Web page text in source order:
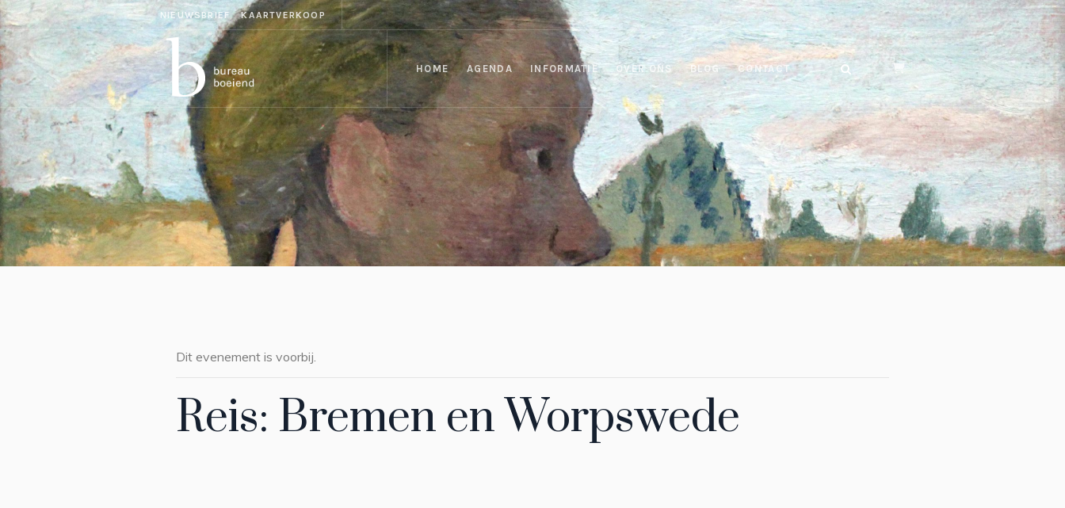
NIEUWSBRIEF KAARTVERKOOP
HOME AGENDA INFORMATIE OVER ONS BLOG CONTACT
Dit evenement is voorbij.
Reis: Bremen en Worpswede